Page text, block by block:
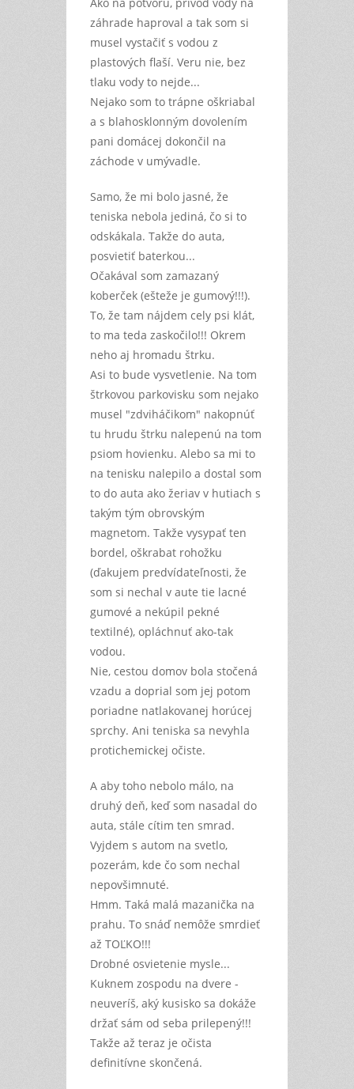
záhrade haproval a tak som si
musel vystačiť s vodou z
plastových flaší. Veru nie, bez
tlaku vody to nejde...
Nejako som to trápne oškriabal
a s blahosklonným dovolením
pani domácej dokončil na
záchode v umývadle.
Samo, že mi bolo jasné, že
teniska nebola jediná, čo si to
odskákala. Takže do auta,
posvietiť baterkou...
Očakával som zamazaný
koberček (ešteže je gumový!!!).
To, že tam nájdem cely psi klát,
to ma teda zaskočilo!!! Okrem
neho aj hromadu štrku.
Asi to bude vysvetlenie. Na tom
štrkovou parkovisku som nejako
musel "zdviháčikom" nakopnúť
tu hrudu štrku nalepenú na tom
psiom hovienku. Alebo sa mi to
na tenisku nalepilo a dostal som
to do auta ako žeriav v hutiach s
takým tým obrovským
magnetom. Takže vysypať ten
bordel, oškrabat rohožku
(ďakujem predvídateľnosti, že
som si nechal v aute tie lacné
gumové a nekúpil pekné
textilné), opláchnuť ako-tak
vodou.
Nie, cestou domov bola stočená
vzadu a doprial som jej potom
poriadne natlakovanej horúcej
sprchy. Ani teniska sa nevyhla
protichemickej očiste.
A aby toho nebolo málo, na
druhý deň, keď som nasadal do
auta, stále cítim ten smrad.
Vyjdem s autom na svetlo,
pozerám, kde čo som nechal
nepovšimnuté.
Hmm. Taká malá mazanička na
prahu. To snáď nemôže smrdieť
až TOĽKO!!!
Drobné osvietenie mysle...
Kuknem zospodu na dvere -
neuveríš, aký kusisko sa dokáže
držať sám od seba prilepený!!!
Takže až teraz je očista
definitívne skončená.